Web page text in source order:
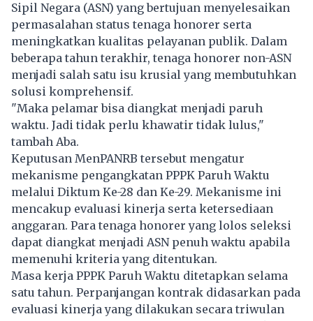
Sipil Negara (ASN) yang bertujuan menyelesaikan
permasalahan status tenaga honorer serta
meningkatkan kualitas pelayanan publik. Dalam
beberapa tahun terakhir, tenaga honorer non-ASN
menjadi salah satu isu krusial yang membutuhkan
solusi komprehensif.
"Maka pelamar bisa diangkat menjadi paruh
waktu. Jadi tidak perlu khawatir tidak lulus,"
tambah Aba.
Keputusan MenPANRB tersebut mengatur
mekanisme pengangkatan PPPK Paruh Waktu
melalui Diktum Ke-28 dan Ke-29. Mekanisme ini
mencakup evaluasi kinerja serta ketersediaan
anggaran. Para tenaga honorer yang lolos seleksi
dapat diangkat menjadi ASN penuh waktu apabila
memenuhi kriteria yang ditentukan.
Masa kerja PPPK Paruh Waktu ditetapkan selama
satu tahun. Perpanjangan kontrak didasarkan pada
evaluasi kinerja yang dilakukan secara triwulan